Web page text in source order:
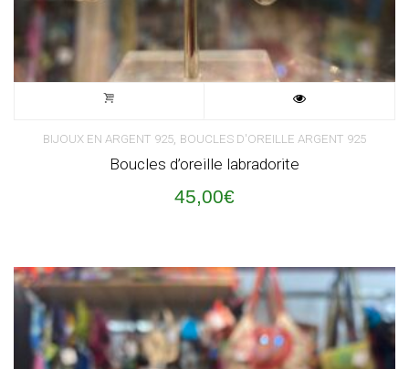
BIJOUX EN ARGENT 925, BOUCLES D'OREILLE ARGENT 925
Boucles d’oreille labradorite
45,00€